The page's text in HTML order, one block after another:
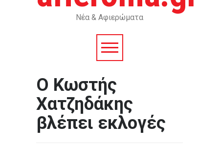
Νέα & Αφιερώματα
Ο Κωστής
Χατζηδάκης
βλέπει εκλογές